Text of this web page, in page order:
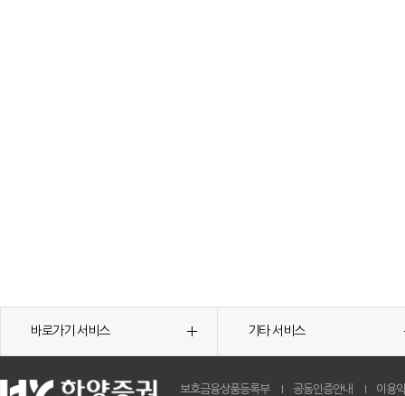
바로가기 서비스 기타 서비스
보호금융상품등록부 공동인증안내 이용